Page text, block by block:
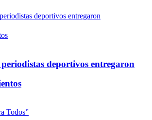
deportivos entregaron